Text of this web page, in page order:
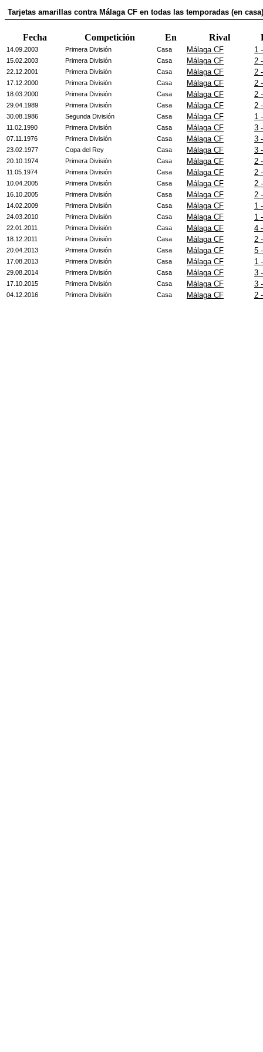
Tarjetas amarillas contra Málaga CF en todas las temporadas (en casa)
Fecha Competición En Rival
14.09.2003 Primera División Casa Málaga CF 1
15.02.2003 Primera División Casa Málaga CF 2
22.12.2001 Primera División Casa Málaga CF 2
17.12.2000 Primera División Casa Málaga CF 2
18.03.2000 Primera División Casa Málaga CF 2
29.04.1989 Primera División Casa Málaga CF 2
30.08.1986 Segunda División Casa Málaga CF 1
11.02.1990 Primera División Casa Málaga CF 3
07.11.1976 Primera División Casa Málaga CF 3
23.02.1977 Copa del Rey Casa Málaga CF 3
20.10.1974 Primera División Casa Málaga CF 2
11.05.1974 Primera División Casa Málaga CF 2
10.04.2005 Primera División Casa Málaga CF 2
16.10.2005 Primera División Casa Málaga CF 2
14.02.2009 Primera División Casa Málaga CF 1
24.03.2010 Primera División Casa Málaga CF 1
22.01.2011 Primera División Casa Málaga CF 4
18.12.2011 Primera División Casa Málaga CF 2
20.04.2013 Primera División Casa Málaga CF 5
17.08.2013 Primera División Casa Málaga CF 1
29.08.2014 Primera División Casa Málaga CF 3
17.10.2015 Primera División Casa Málaga CF 3
04.12.2016 Primera División Casa Málaga CF 2